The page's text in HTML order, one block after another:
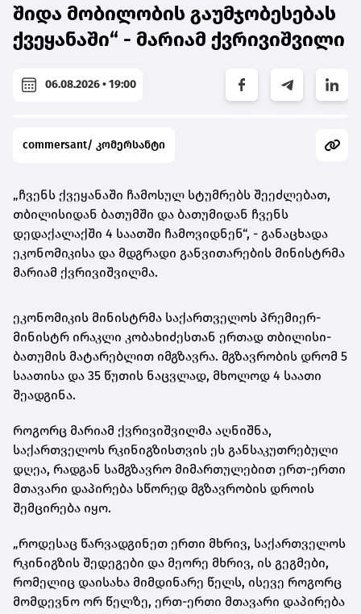
შიდა მობილობის გაუმჯობესებას
ქვეყანაში“ - მარიამ ქვრივიშვილი
06.08.2026 • 19:00
commersant/ კომერსანტი
„ჩვენს ქვეყანაში ჩამოსულ სტუმრებს შეეძლებათ,
თბილისიდან ბათუმში და ბათუმიდან ჩვენს
დედაქალაქში 4 საათში ჩამოვიდნენ“, - განაცხადა
ეკონომიკისა და მდგრადი განვითარების მინისტრმა
მარიამ ქვრივიშვილმა.
ეკონომიკის მინისტრმა საქართველოს პრემიერ-
მინისტრ ირაკლი კობახიძესთან ერთად თბილისი-
ბათუმის მატარებლით იმგზავრა. მგზავრობის დრომ 5
საათისა და 35 წუთის ნაცვლად, მხოლოდ 4 საათი
შეადგინა.
როგორც მარიამ ქვრივიშვილმა აღნიშნა,
საქართველოს რკინიგზისთვის ეს განსაკუთრებული
დღეა, რადგან სამგზავრო მიმართულებით ერთ-ერთი
მთავარი დაპირება სწორედ მგზავრობის დროის
შემცირება იყო.
„როდესაც წარვადგინეთ ერთი მხრივ, საქართველოს
რკინიგზის შედეგები და მეორე მხრივ, ის გეგმები,
რომელიც დაისახა მიმდინარე წელს, ისევე როგორც
მომდევნო ორ წელზე, ერთ-ერთი მთავარი დაპირება